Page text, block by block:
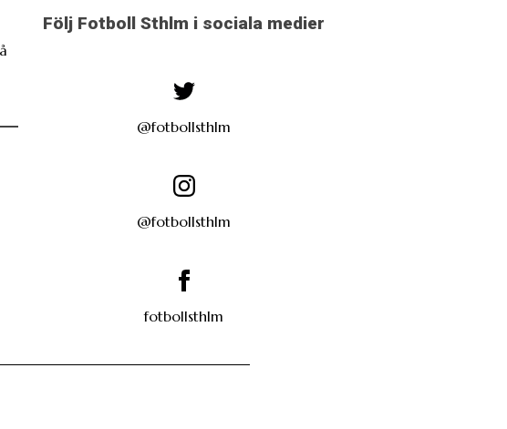
Följ Fotboll Sthlm i sociala medier
@fotbollsthlm
@fotbollsthlm
fotbollsthlm